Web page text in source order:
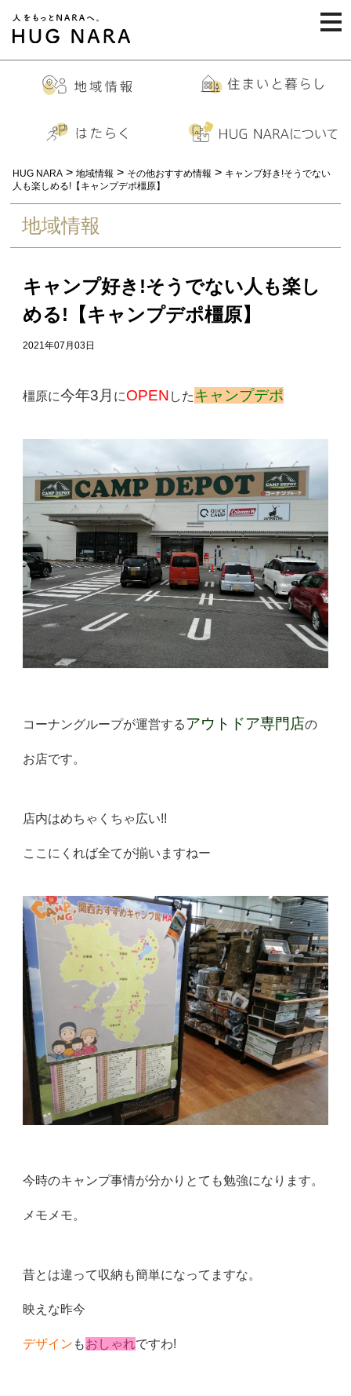
HUG NARA > 地域情報 > その他おすすめ情報 > キャンプ好き!そうでない
人も楽しめる!【キャンプデポ橿原】
地域情報
キャンプ好き!そうでない人も楽し
める!【キャンプデポ橿原】
2021年07月03日
橿原に今年3月 にOPEN した キャンプデポ
コーナングループが運営する アウトドア専門店の
お店です。
店内はめちゃくちゃ広い!!
ここにくれば全てが揃いますねー
今時のキャンプ事情が分かりとても勉強になります。
メモメモ。
昔とは違って収納も簡単になってますな。
映えな昨今
デザイン もおしゃれですわ!